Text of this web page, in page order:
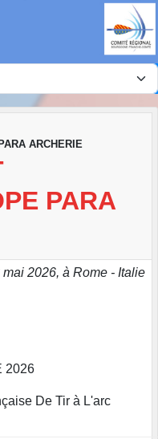
ARCHERIE
PARA
2026, à Rome - Italie
2026
De Tir à L'arc